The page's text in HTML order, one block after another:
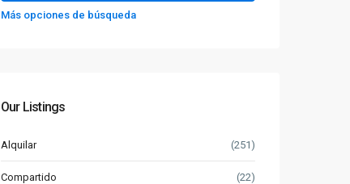
Más opciones de búsqueda
Our Listings
Alquilar (251)
Compartido (22)